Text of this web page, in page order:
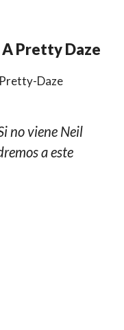
Pretty Daze
no viene Neil
a este